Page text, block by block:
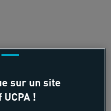
sur un site
!